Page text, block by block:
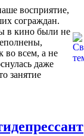
восприятие,
сограждан.
в кино были не
во всем, а не
даже
занятие